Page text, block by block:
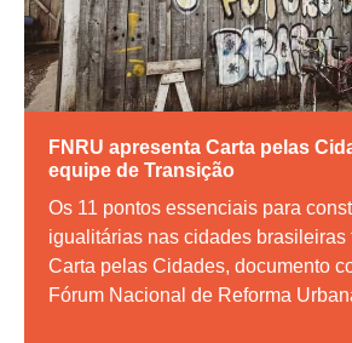
FNRU apresenta Carta pelas
equipe de Transição
Os 11 pontos essenciais para
igualitárias nas cidades brasileiras
Carta pelas Cidades, documento
Fórum Nacional de Reforma